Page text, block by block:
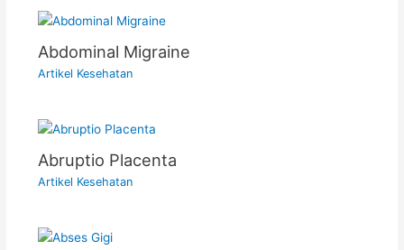
Abdominal Migraine
Artikel Kesehatan
Abruptio Placenta
Artikel Kesehatan